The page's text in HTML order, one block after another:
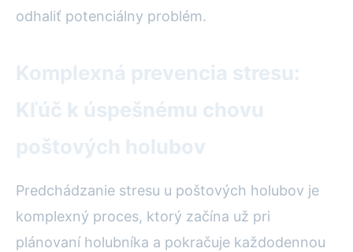
odhaliť potenciálny problém.
Komplexná prevencia stresu:
Kľúč k úspešnému chovu
poštových holubov
Predchádzanie stresu u poštových holubov je
komplexný proces, ktorý začína už pri
plánovaní holubníka a pokračuje každodennou